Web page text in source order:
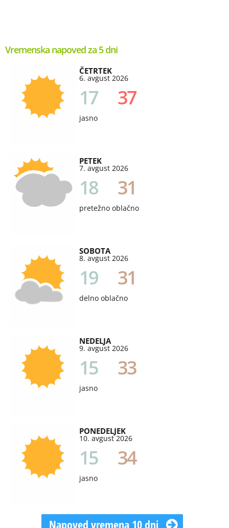
Vremenska napoved za 5 dni
ČETRTEK
6. avgust 2026
17 37
jasno
PETEK
7. avgust 2026
18 31
pretežno oblačno
SOBOTA
8. avgust 2026
19 31
delno oblačno
NEDELJA
9. avgust 2026
15 33
jasno
PONEDELJEK
10. avgust 2026
15 34
jasno
Napoved vremena 10 dni